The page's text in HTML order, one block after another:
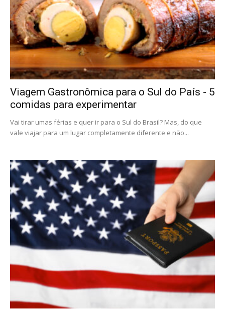
Viagem Gastronômica para o Sul do País - 5
comidas para experimentar
Vai tirar umas férias e quer ir para o Sul do Brasil? Mas, do que
vale viajar para um lugar completamente diferente e não...